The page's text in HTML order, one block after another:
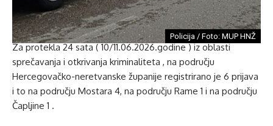
Policija / Foto: MUP HNŽ
Za protekla 24 sata ( 10/11.06.2026.godine ) iz oblasti
sprečavanja i otkrivanja kriminaliteta , na području
Hercegovačko-neretvanske županije registrirano je 6 prijava
i to na području Mostara 4, na području Rame 1 i na području
Čapljine 1 .